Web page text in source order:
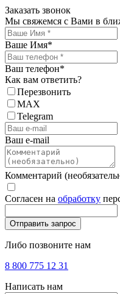
Заказать звонок
Мы свяжемся с Вами в
Ваше Имя*
Ваш телефон*
Как вам ответить?
Перезвонить
MAX
Telegram
Ваш e-mail
Комментарий
Согласен на обработку
Либо позвоните нам
8 800 775 12 31
Написать нам